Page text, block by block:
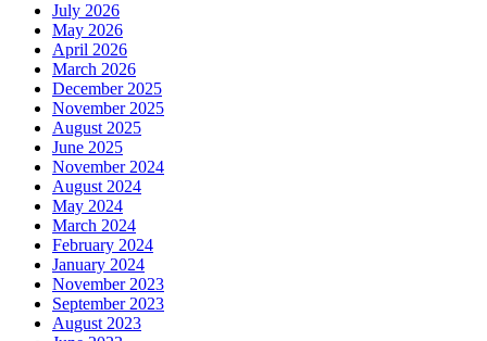
July 2026
May 2026
April 2026
March 2026
December 2025
November 2025
August 2025
June 2025
November 2024
August 2024
May 2024
March 2024
February 2024
January 2024
November 2023
September 2023
August 2023